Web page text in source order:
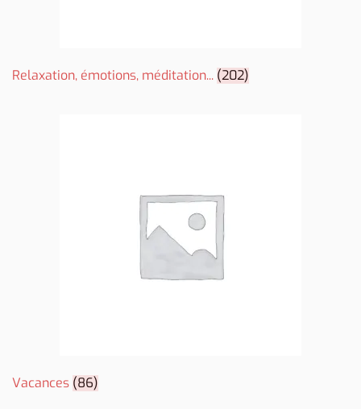
Relaxation, émotions, méditation... (202)
Vacances (86)